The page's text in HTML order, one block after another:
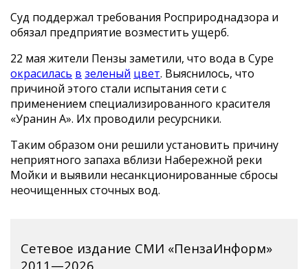
Суд поддержал требования Росприроднадзора и
обязал предприятие возместить ущерб.
22 мая жители Пензы заметили, что вода в Суре
окрасилась в зеленый цвет. Выяснилось, что
причиной этого стали испытания сети с
применением специализированного красителя
«Уранин А». Их проводили ресурсники.
Таким образом они решили установить причину
неприятного запаха вблизи Набережной реки
Мойки и выявили несанкционированные сбросы
неочищенных сточных вод.
Сетевое издание СМИ «ПензаИнформ»
2011—2026